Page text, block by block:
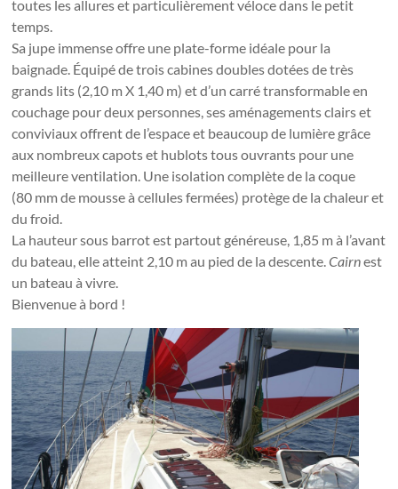
toutes les allures et particulièrement véloce dans le petit
temps.
Sa jupe immense offre une plate-forme idéale pour la
baignade. Équipé de trois cabines doubles dotées de très
grands lits (2,10 m X 1,40 m) et d’un carré transformable en
couchage pour deux personnes, ses aménagements clairs et
conviviaux offrent de l’espace et beaucoup de lumière grâce
aux nombreux capots et hublots tous ouvrants pour une
meilleure ventilation. Une isolation complète de la coque
(80 mm de mousse à cellules fermées) protège de la chaleur et
du froid.
La hauteur sous barrot est partout généreuse, 1,85 m à l’avant
du bateau, elle atteint 2,10 m au pied de la descente.Cairnest
un bateau à vivre.
Bienvenue à bord !